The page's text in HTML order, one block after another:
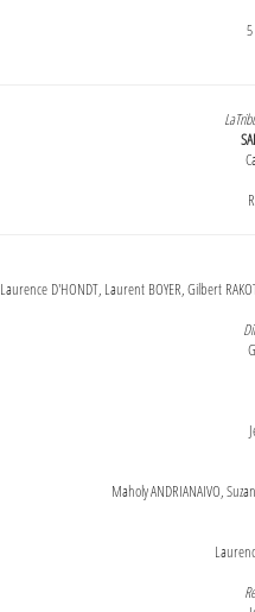
Laurence D'HONDT, Laurent BOYER, Gilbert
Maholy ANDRIANAIVO,